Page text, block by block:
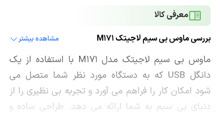
معرفی کالا
بررسی ماوس بی سیم لاجیتک M171
مشاهده بیشتر
ماوس بی سیم لاجیتک مدل M171 با استفاده از یک
دانگل USB که به دستگاه مورد نظر شما متصل می
شود امکان کار را فراهم می آورد و تجربه بی نظیری را از
دنیای بی سیم به شما ارائه می دهد. طراحی ساده و